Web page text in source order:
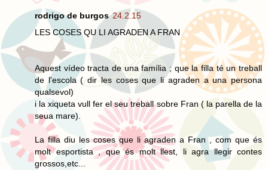
rodrigo de burgos 24.2.15
LES COSES QU LI AGRADEN A FRAN
Aquest vídeo tracta de una família ; que la filla té un treball
de l'escola ( dir les coses que li agraden a una persona
qualsevol)
i la xiqueta vull fer el seu treball sobre Fran ( la parella de la
seua mare).
La filla diu les coses que li agraden a Fran , com que és
molt esportista , que és molt llest, li agra llegir contes
grossos,etc...